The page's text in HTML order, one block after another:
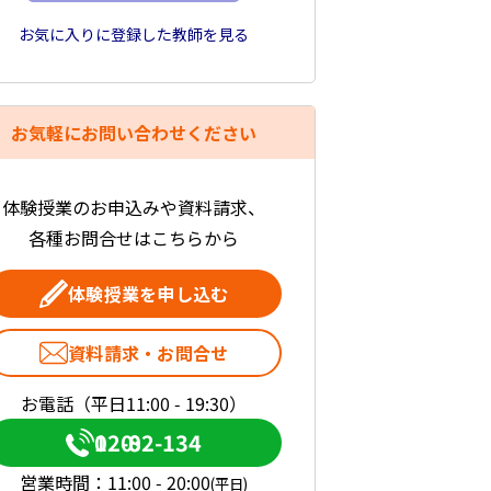
お気に入りに登録した教師を見る
お気軽にお問い合わせください
体験授業のお申込みや資料請求、
各種お問合せはこちらから
体験授業を申し込む
資料請求・お問合せ
お電話（平日11:00 - 19:30）
0120-082-134
営業時間： 11:00 - 20:00(平日)